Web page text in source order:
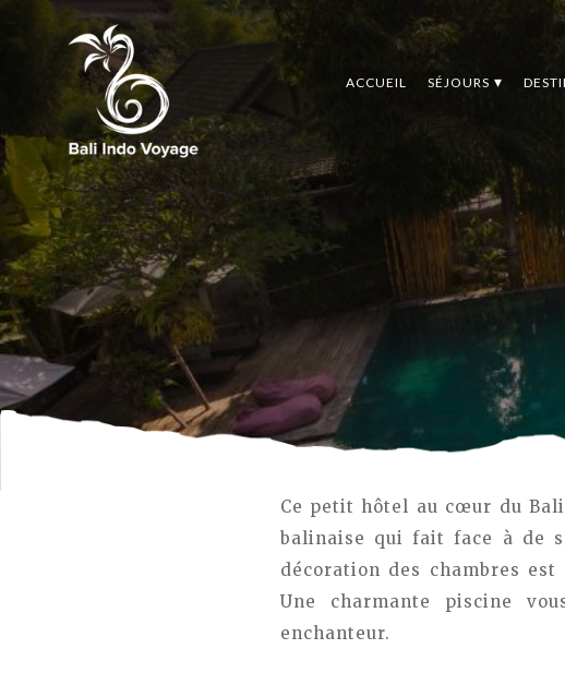
ACCUEIL SÉJOURS
Ce petit hôtel au cœur du
balinaise qui fait face à de
décoration des chambres
Une charmante piscine
enchanteur.